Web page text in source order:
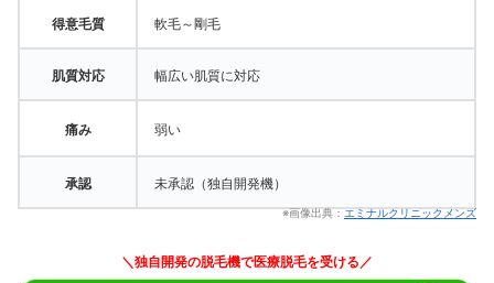
得意毛質 軟毛～剛毛
肌質対応 幅広い肌質に対応
痛み 弱い
承認 未承認（独自開発機）
※画像出典：エミナルクリニックメンズ
＼独自開発の脱毛機で医療脱毛を受ける／